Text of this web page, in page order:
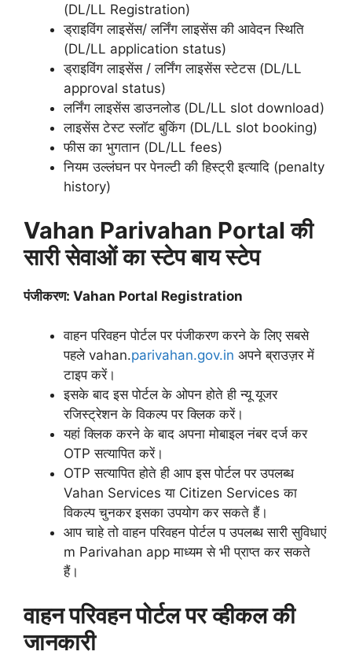
(DL/LL Registration)
ड्राइविंग लाइसेंस/ लर्निंग लाइसेंस की आवेदन स्थिति
(DL/LL application status)
ड्राइविंग लाइसेंस / लर्निंग लाइसेंस स्टेटस (DL/LL
approval status)
लर्निंग लाइसेंस डाउनलोड (DL/LL slot download)
लाइसेंस टेस्ट स्लॉट बुकिंग (DL/LL slot booking)
फीस का भुगतान (DL/LL fees)
नियम उल्लंघन पर पेनल्टी की हिस्ट्री इत्यादि (penalty
history)
Vahan Parivahan Portal की
सारी सेवाओं का स्टेप बाय स्टेप
पंजीकरण: Vahan Portal Registration
वाहन परिवहन पोर्टल पर पंजीकरण करने के लिए सबसे
पहले vahan.parivahan.gov.in अपने ब्राउज़र में
टाइप करें।
इसके बाद इस पोर्टल के ओपन होते ही न्यू यूजर
रजिस्ट्रेशन के विकल्प पर क्लिक करें।
यहां क्लिक करने के बाद अपना मोबाइल नंबर दर्ज कर
OTP सत्यापित करें।
OTP सत्यापित होते ही आप इस पोर्टल पर उपलब्ध
Vahan Services या Citizen Services का
विकल्प चुनकर इसका उपयोग कर सकते हैं।
आप चाहे तो वाहन परिवहन पोर्टल प उपलब्ध सारी सुविधाएं
m Parivahan app माध्यम से भी प्राप्त कर सकते
हैं।
वाहन परिवहन पोर्टल पर व्हीकल की
जानकारी